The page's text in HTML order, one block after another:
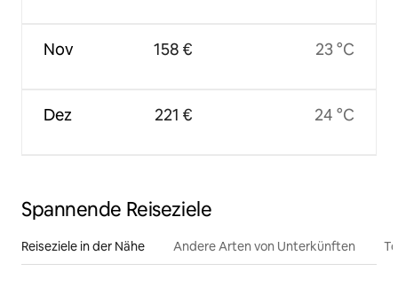
Nov
Dez
158 €
221 €
23 °C
24 °C
Spannende Reiseziele
Reiseziele in der Nähe Andere Arten von Unterkünften